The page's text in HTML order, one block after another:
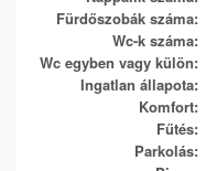
Fürdőszobák száma:
Wc-k száma:
Wc egyben vagy külön:
Ingatlan állapota:
Komfort:
Fűtés:
Parkolás: